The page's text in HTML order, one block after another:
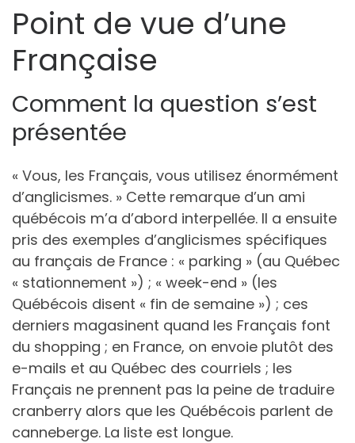
Point de vue d’une
Française
Comment la question s’est
présentée
« Vous, les Français, vous utilisez énormément
d’anglicismes. » Cette remarque d’un ami
québécois m’a d’abord interpellée. Il a ensuite
pris des exemples d’anglicismes spécifiques
au français de France : « parking » (au Québec
« stationnement ») ; « week-end » (les
Québécois disent « fin de semaine ») ; ces
derniers magasinent quand les Français font
du shopping ; en France, on envoie plutôt des
e-mails et au Québec des courriels ; les
Français ne prennent pas la peine de traduire
cranberry alors que les Québécois parlent de
canneberge. La liste est longue.